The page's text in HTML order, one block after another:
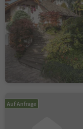
Auf Anfrage